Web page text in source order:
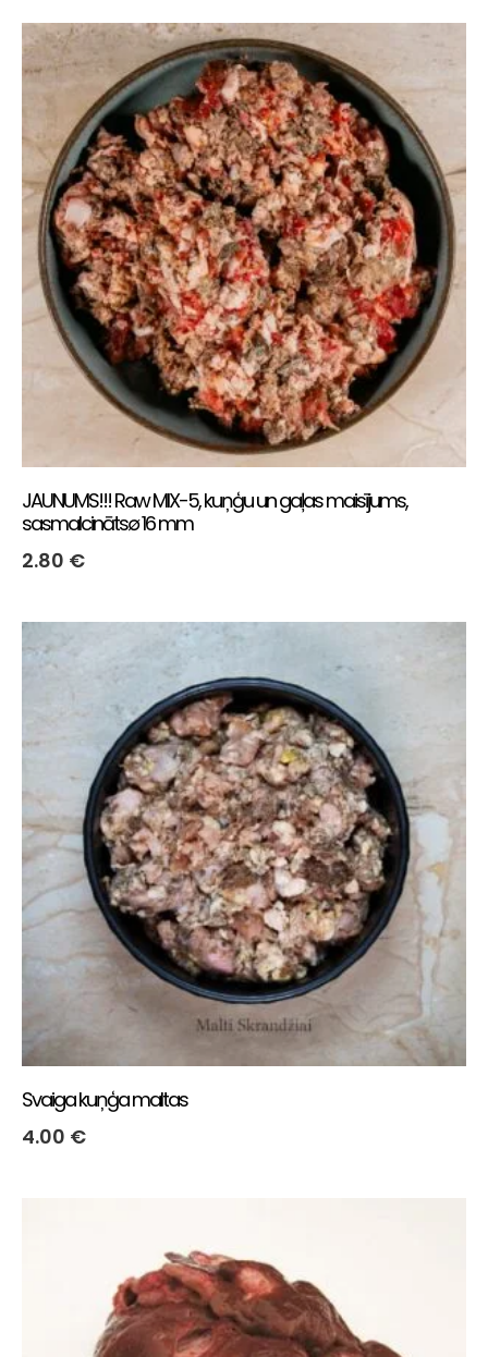
JAUNUMS!!! Raw MIX-5, kuņģu un gaļas maisījums,
sasmalcināts∅ 16 mm
2.80 €
Svaiga kuņģa maltas
4.00 €